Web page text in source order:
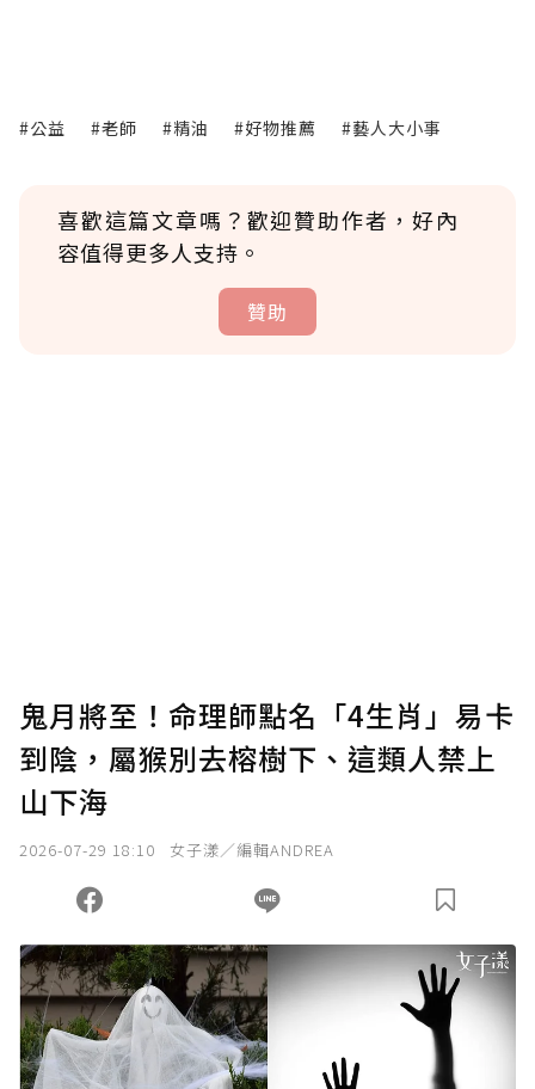
#公益 #老師 #精油 #好物推薦 #藝人大小事
喜歡這篇文章嗎？歡迎贊助作者，好內
容值得更多人支持。
贊助
確認送出
您當前剩餘 U 利點數：0點；前往 購買點數
鬼月將至！命理師點名「4生肖」易卡
到陰，屬猴別去榕樹下、這類人禁上
山下海
2026-07-29 18:10 女子漾／編輯ANDREA